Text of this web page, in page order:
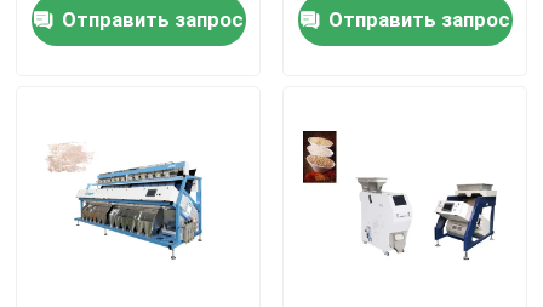
сортировщица цвета анакардии
Кофейные зерна красят сортировщицу
Сортировщица цвета специи
промышленный
класс
Отправить запрос
Отправить запрос